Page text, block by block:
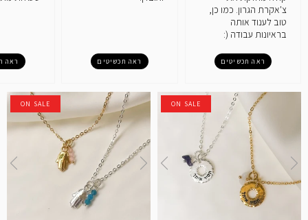
צ'אקרת הגרון. כמו כן,
טוב לענוד אותה
בראיונות עבודה (:
ראה תכשיטים ראה תכשיטים ראה
ON SALE
ON SALE